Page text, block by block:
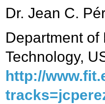
Dr. Jean C.
Department of
Technology,
http://